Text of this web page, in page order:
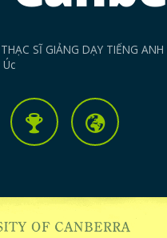
SĨ GIẢNG DẠY TIẾNG